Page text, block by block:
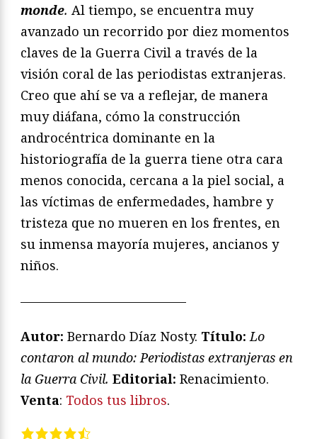
monde. Al tiempo, se encuentra muy
avanzado un recorrido por diez momentos
claves de la Guerra Civil a través de la
visión coral de las periodistas extranjeras.
Creo que ahí se va a reflejar, de manera
muy diáfana, cómo la construcción
androcéntrica dominante en la
historiografía de la guerra tiene otra cara
menos conocida, cercana a la piel social, a
las víctimas de enfermedades, hambre y
tristeza que no mueren en los frentes, en
su inmensa mayoría mujeres, ancianos y
niños.
—————————————
Autor: Bernardo Díaz Nosty. Título:Lo
contaron al mundo: Periodistas extranjeras en
la Guerra Civil. Editorial: Renacimiento.
Venta: Todos tus libros.